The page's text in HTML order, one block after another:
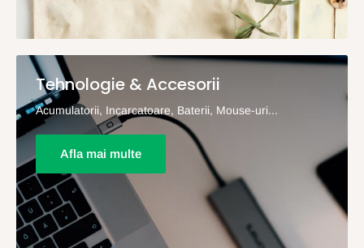
Tehnologie & Accesorii
Acumulatorii, Incarcatoare, Baterii, Mouse-uri...
Afla mai multe